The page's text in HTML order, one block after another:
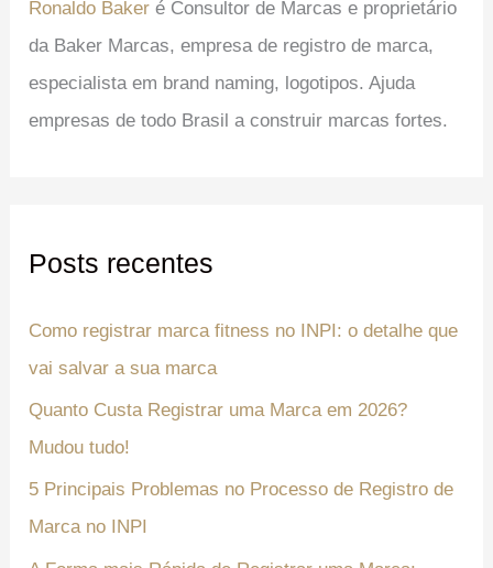
Ronaldo Baker é Consultor de Marcas e proprietário
da Baker Marcas, empresa de registro de marca,
especialista em brand naming, logotipos. Ajuda
empresas de todo Brasil a construir marcas fortes.
Posts recentes
Como registrar marca fitness no INPI: o detalhe que
vai salvar a sua marca
Quanto Custa Registrar uma Marca em 2026?
Mudou tudo!
5 Principais Problemas no Processo de Registro de
Marca no INPI